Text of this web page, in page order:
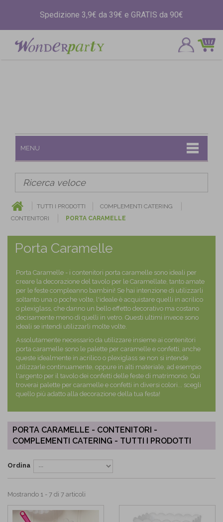
Spedizione 3,9€ da 39€ e GRATIS da 90€
MENU
TUTTI I PRODOTTI
COMPLEMENTI CATERING
CONTENITORI
PORTA CARAMELLE
Porta Caramelle
Porta Caramelle - i contenitori porta caramelle sono ideali per
creare la decorazione del tavolo per le Caramellate, tanto amate
per le feste compleanno bambini! Se hai intenzione di utilizzarli
soltanto una o poche volte, l'ideale è acquistare quelli in acrilico
o plexiglass, che danno un bello effetto decorativo ma costano
decisamente meno di quelli in vetro. Questi ultimi invece sono
ideali se intendi utilizzarli molte volte.
Assolutamente necessario da utilizzare insieme ai contenitori
porta caramelle sono le palette per caramelle e confetti, anche
queste idealmente in acrilico o plexiglass se non si intende
utilizzarle continuamente, oppure in alti materiale, ad esempio
l'argento per il tavolo dei confetti delle feste di matrimonio. Qui
troverai palette per caramelle e confetti in diversi colori... scegli
quello più adatto alla decorazione della tua festa!
PORTA CARAMELLE - CONTENITORI -
COMPLEMENTI CATERING - TUTTI I PRODOTTI
Ordina
Mostrando 1 - 7 di 7 articoli